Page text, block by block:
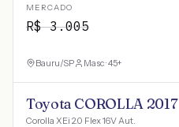
MERCADO
R$3.005
Bauru/SP Masc · 45+
Toyota COROLLA 2017
Corolla XEi 2.0 Flex 16V Aut.